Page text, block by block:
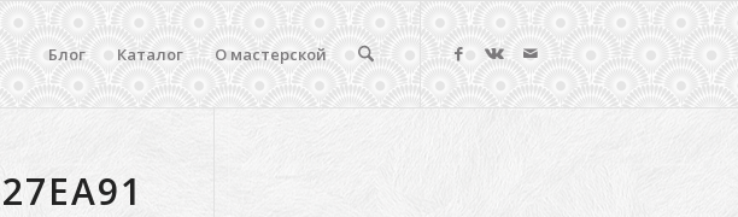
Блог Каталог О мастерской